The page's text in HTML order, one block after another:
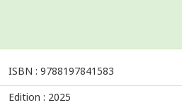
ISBN : 9788197841583
Edition : 2025